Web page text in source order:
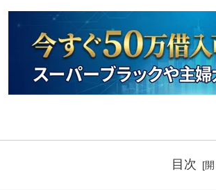
目次